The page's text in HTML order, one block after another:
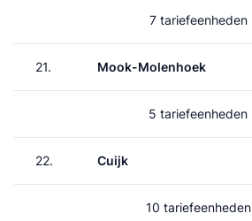
7 tariefeenheden
21. Mook-Molenhoek
5 tariefeenheden
22. Cuijk
10 tariefeenheden